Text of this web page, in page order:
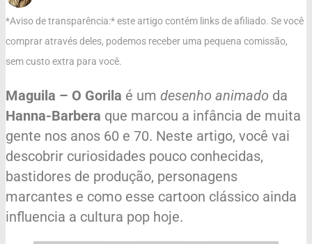
*Aviso de transparência:* este artigo contém links de afiliado. Se você
comprar através deles, podemos receber uma pequena comissão,
sem custo extra para você.
Maguila – O Gorila é um desenho animado da
Hanna-Barbera que marcou a infância de muita
gente nos anos 60 e 70. Neste artigo, você vai
descobrir curiosidades pouco conhecidas,
bastidores de produção, personagens
marcantes e como esse cartoon clássico ainda
influencia a cultura pop hoje.